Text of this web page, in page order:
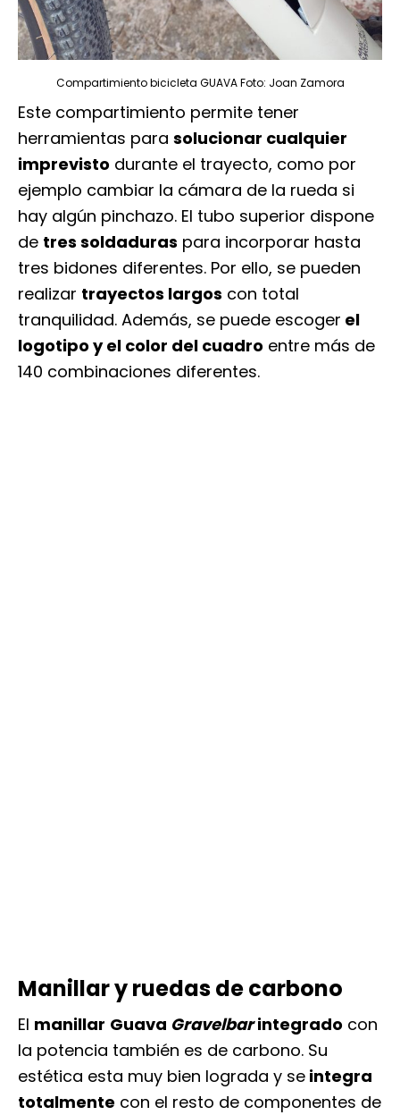
Compartimiento bicicleta GUAVA Foto: Joan Zamora
Este compartimiento permite tener
herramientas para solucionar cualquier
imprevisto durante el trayecto, como por
ejemplo cambiar la cámara de la rueda si
hay algún pinchazo. El tubo superior dispone
de tres soldaduras para incorporar hasta
tres bidones diferentes. Por ello, se pueden
realizar trayectos largos con total
tranquilidad. Además, se puede escoger el
logotipo y el color del cuadro entre más de
140 combinaciones diferentes.
Manillar y ruedas de carbono
El manillar Guava Gravelbarintegrado con
la potencia también es de carbono. Su
estética esta muy bien lograda y se integra
totalmente con el resto de componentes de